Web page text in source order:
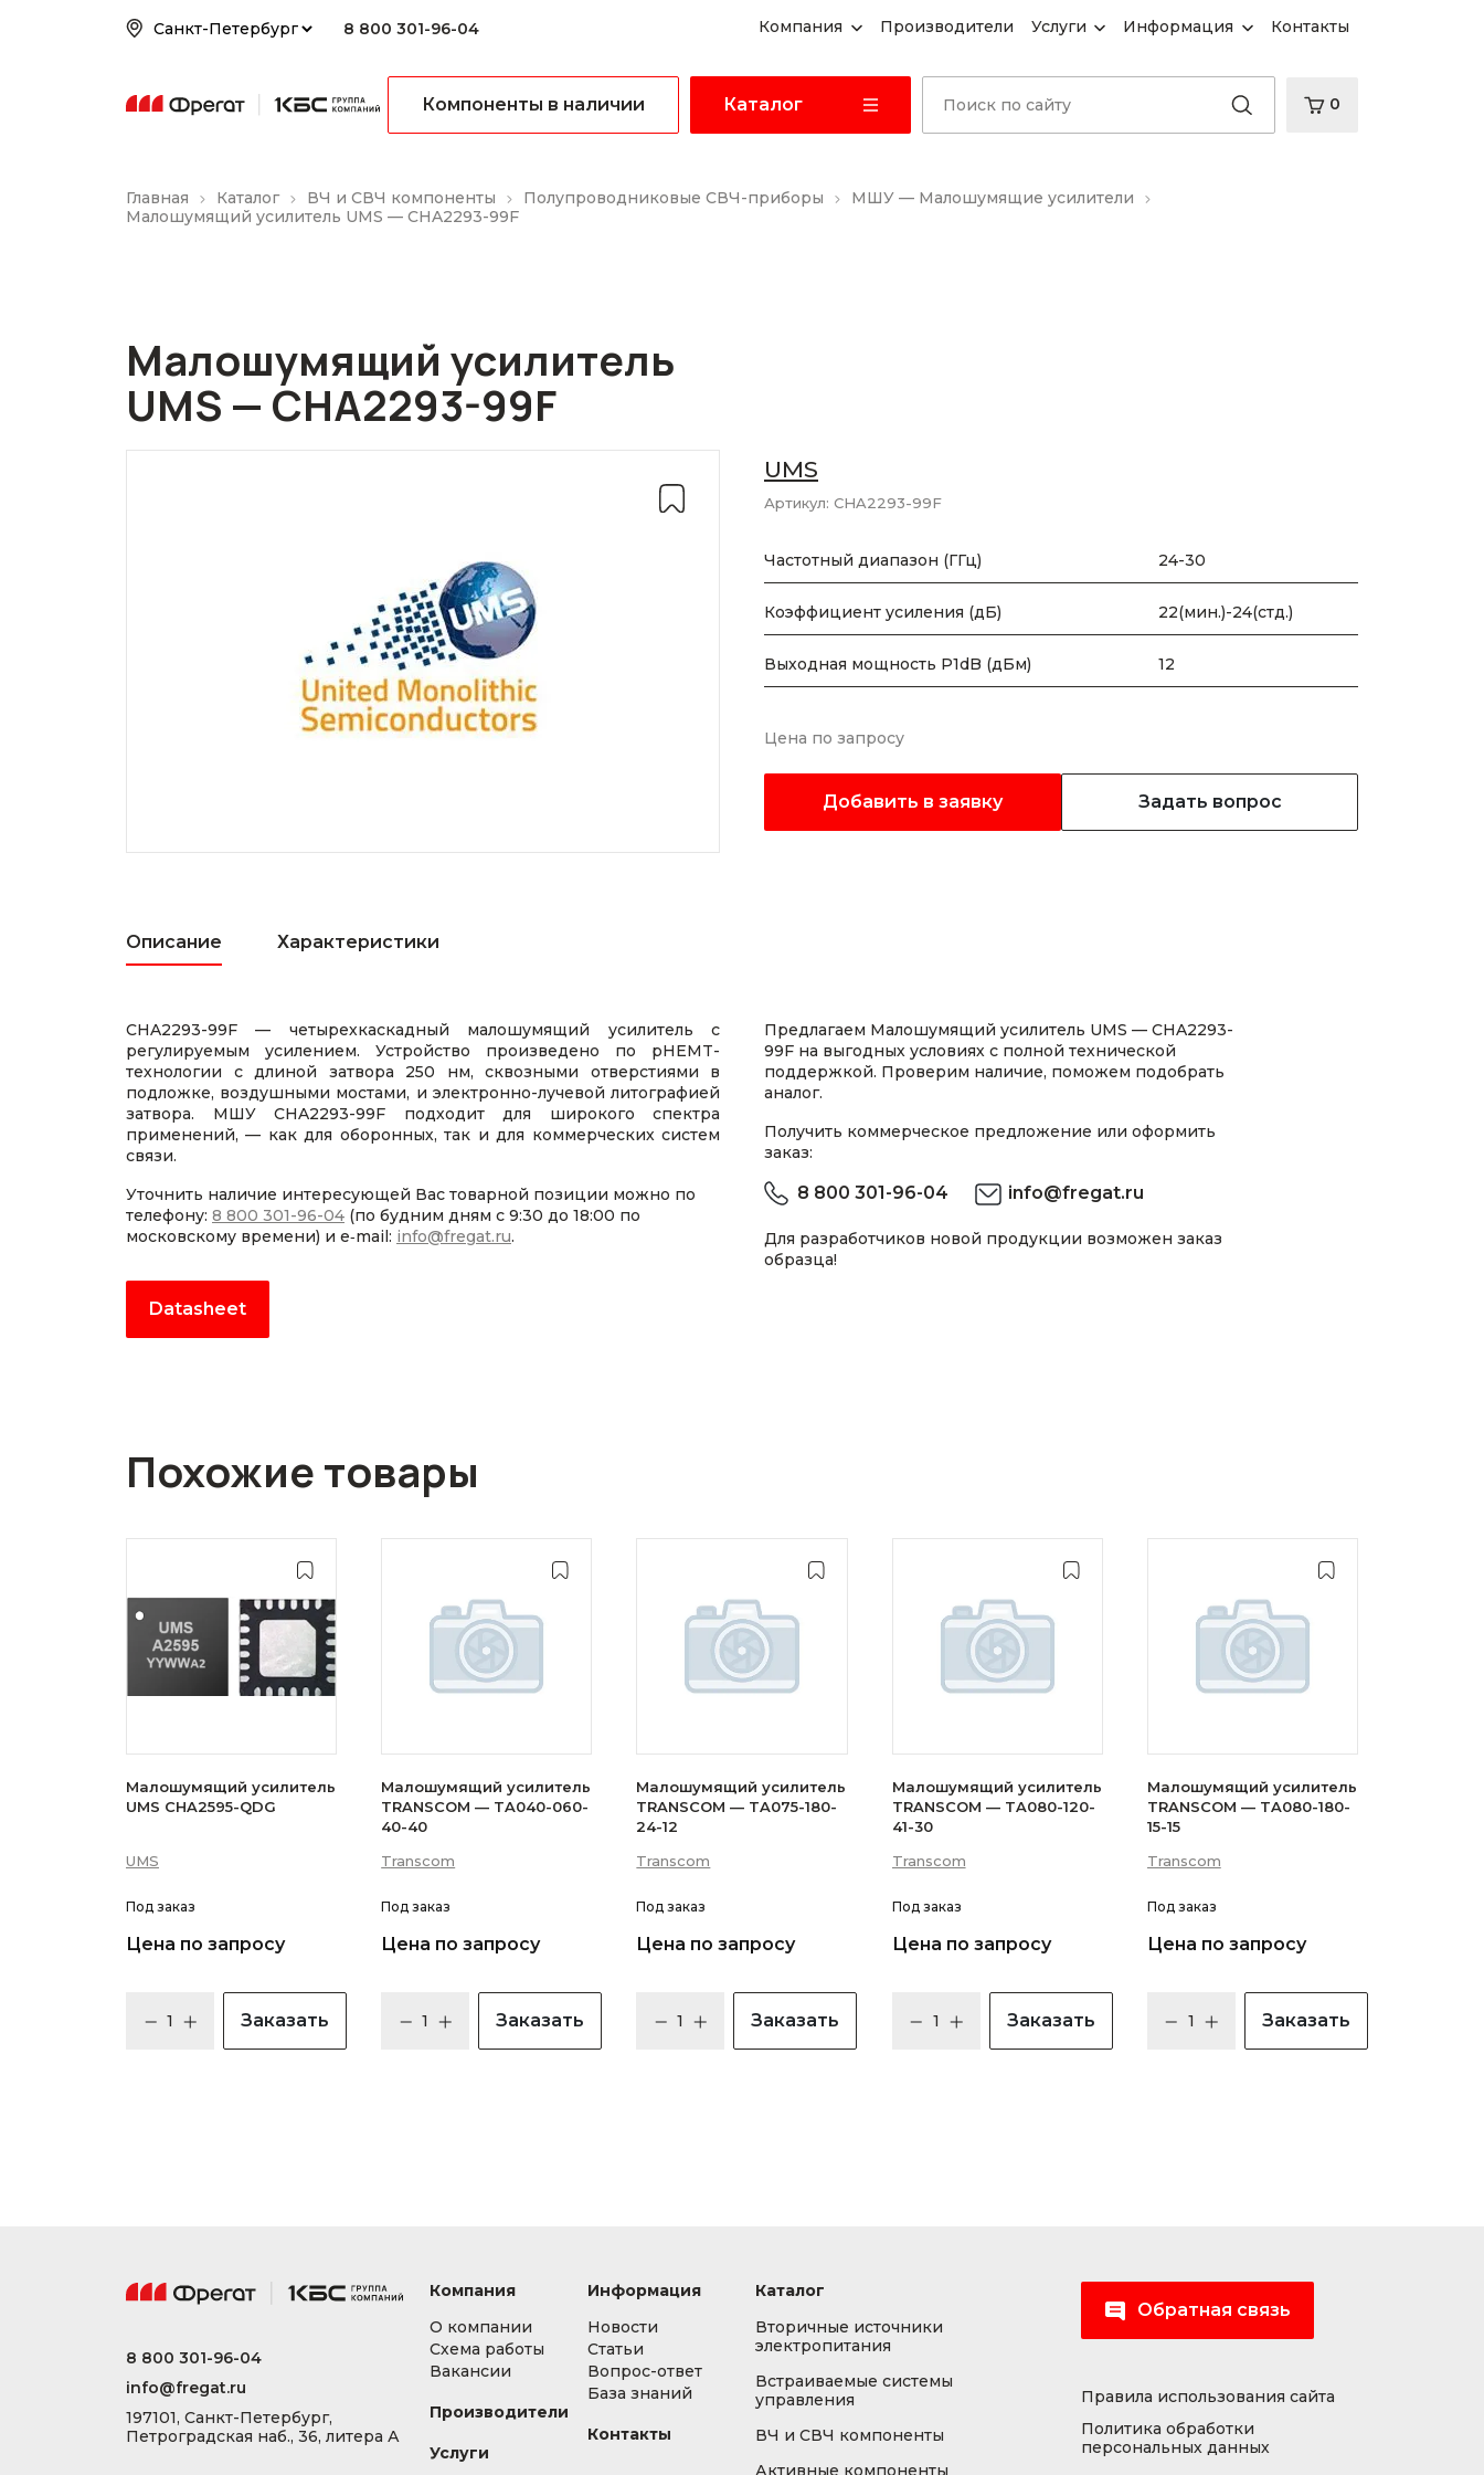
8 800 301-96-04 Компания Производители Услуги Информация Контакты
Компоненты в наличии Каталог 0
Главная Каталог ВЧ и СВЧ компоненты Полупроводниковые СВЧ-приборы
МШУ — Малошумящие усилители
Малошумящий усилитель UMS — CHA2293-99F
Малошумящий усилитель
UMS — CHA2293-99F
UMS
Артикул: CHA2293-99F
Частотный диапазон (ГГц) 24-30
Коэффициент усиления (дБ) 22(мин.)-24(стд.)
Выходная мощность P1dB (дБм) 12
Цена по запросу
Добавить в заявку Задать вопрос
Описание Характеристики
CHA2293-99F — четырехкаскадный малошумящий усилитель с
регулируемым усилением. Устройство произведено по pHEMT-
технологии с длиной затвора 250 нм, сквозными отверстиями в
подложке, воздушными мостами, и электронно-лучевой литографией
затвора. МШУ CHA2293-99F подходит для широкого спектра
применений, — как для оборонных, так и для коммерческих систем
связи.
Уточнить наличие интересующей Вас товарной позиции можно по
телефону: 8 800 301-96-04 (по будним дням с 9:30 до 18:00 по
московскому времени) и e‑mail: info@fregat.ru.
Datasheet
Предлагаем Малошумящий усилитель UMS — CHA2293-
99F на выгодных условиях с полной технической
поддержкой. Проверим наличие, поможем подобрать
аналог.
Получить коммерческое предложение или оформить
заказ:
8 800 301-96-04 info@fregat.ru
Для разработчиков новой продукции возможен заказ
образца!
Похожие товары
Малошумящий усилитель
UMS CHA2595-QDG
UMS
Под заказ
Цена по запросу
Заказать
Малошумящий усилитель
TRANSCOM — TA040-060-
40-40
Transcom
Под заказ
Цена по запросу
Заказать
Малошумящий усилитель
TRANSCOM — TA075-180-
24-12
Transcom
Под заказ
Цена по запросу
Заказать
Малошумящий усилитель
TRANSCOM — TA080-120-
41-30
Transcom
Под заказ
Цена по запросу
Заказать
Малошумящий усилитель
TRANSCOM — TA080-180-
15-15
Transcom
Под заказ
Цена по запросу
Заказать
8 800 301-96-04
info@fregat.ru
197101, Санкт-Петербург,
Петроградская наб., 36, литера А
Компания
О компании
Схема работы
Вакансии
Производители
Услуги
Информация
Новости
Статьи
Вопрос-ответ
База знаний
Контакты
Каталог
Вторичные источники
электропитания
Встраиваемые системы
управления
ВЧ и СВЧ компоненты
Активные компоненты
Обратная связь
Правила использования сайта
Политика обработки
персональных данных